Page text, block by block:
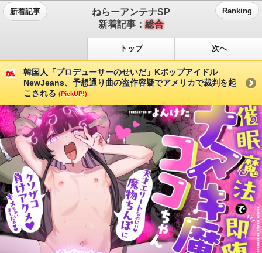
新着記事
ねらーアンテナSP
新着記事：総合
Ranking
トップ 次へ
韓国人「プロデューサーのせいだ」Kポップアイドル
NewJeans、予想通り曲の盗作容疑でアメリカで裁判を起
こされる (PickUP!)